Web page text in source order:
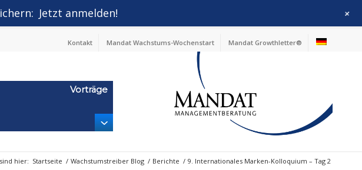
Kontakt Mandat Wachstums-Wochenstart Mandat Growthletter®
Vorträge
hier: Startseite / Wachstumstreiber Blog / Berichte / 9. Internationales Marken-Kolloquium – Tag 2
Jetzt anmelden! +